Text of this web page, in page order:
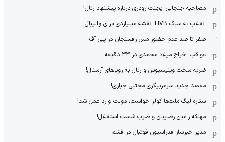
مصاحبه جنجالی ایجنت رودری درباره پیشنهاد رئال!
انقلاب به سبک FIVB: نقشه میلیاردی برای والیبال
صفر تا صد عدم حضور مس رفسنجان در پلی آف
عواقب اخراج میلاد محمدی در 33 دقیقه
ضربه سخت وینیسیوس و رئال به رویاهای آرسنال!
مقصد جدید سرمربیگری مجتبی جباری!
ستاره لیگ ملت‌ها کولر خواست، دولت وارد عمل شد!
مهلکه رامین رضاییان و ضرب شست استقلال!
مدیر خبرساز فدراسیون فوتبال در قشم